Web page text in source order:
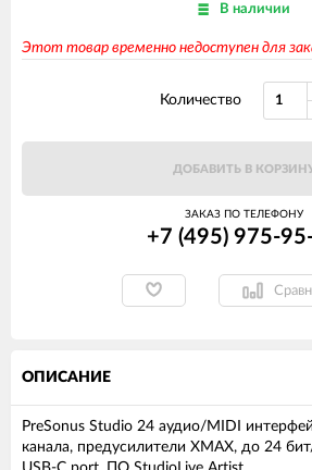
В наличии
Этот товар временно недоступен для
Количество
ДОБАВИТЬ В
ЗАКАЗ ПО ТЕЛЕФОНУ
+7 (495) 975-
ОПИСАНИЕ
PreSonus Studio 24 аудио/MIDI
канала, предусилители XMAX, до 24